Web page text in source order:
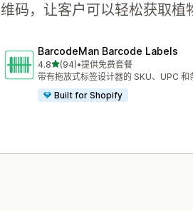
维码，让客户可以轻松获取植
BarcodeMan Barcode Labels
4.8星（满分 5 星）
(94)
总共 94 条评论
•提供免费套餐
带有拖放式标签设计器的 SKU、UPC 和
Built for Shopify